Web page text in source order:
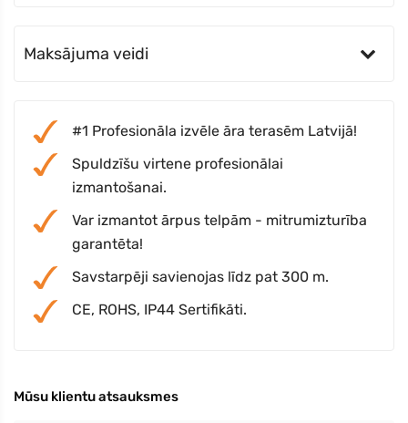
Maksājuma veidi
#1 Profesionāla izvēle āra terasēm Latvijā!
Spuldzīšu virtene profesionālai
izmantošanai.
Var izmantot ārpus telpām - mitrumizturība
garantēta!
Savstarpēji savienojas līdz pat 300 m.
CE, ROHS, IP44 Sertifikāti.
Mūsu klientu atsauksmes